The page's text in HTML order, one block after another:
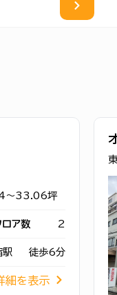
～33.06坪
ア数 2
駅 徒歩6分
細を表示